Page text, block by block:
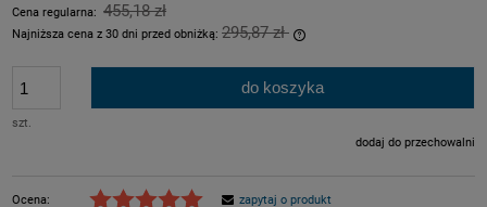
Cena regularna: 455,18 zł
Najniższa cena z 30 dni przed obniżką: 295,87 zł
momentu, kiedy produkt
szt.
do koszyka
dodaj do przechowalni
Ocena:
zapytaj o produkt